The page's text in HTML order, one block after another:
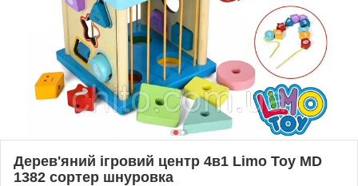
Дерев'яний ігровий центр 4в1 Limo Toy MD
1382 сортер шнуровка